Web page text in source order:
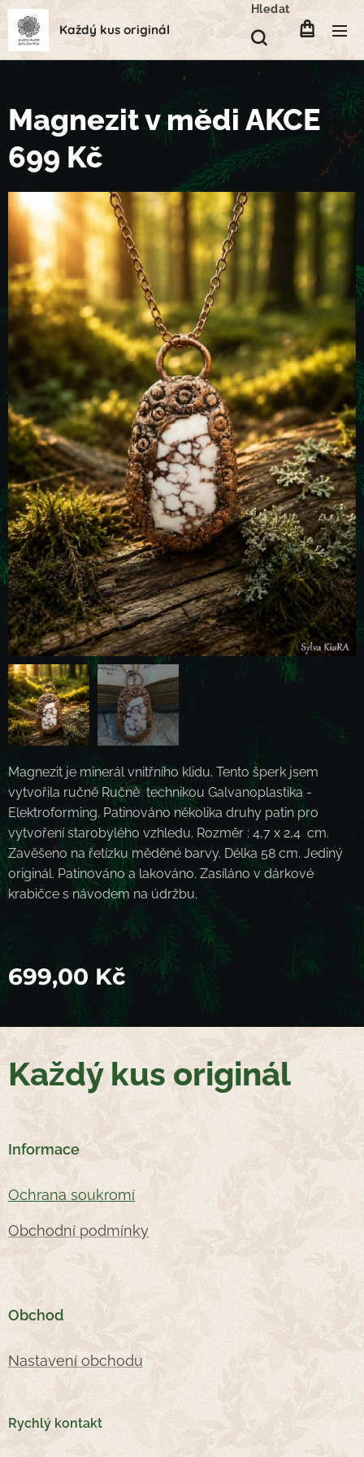
Každý kus originál
Hledat
Magnezit v mědi AKCE
699 Kč
Magnezit je minerál vnitřního klidu. Tento šperk jsem
vytvořila ručně Ručně technikou Galvanoplastika -
Elektroforming. Patinováno několika druhy patin pro
vytvoření starobylého vzhledu. Rozměr : 4,7 x 2,4 cm.
Zavěšeno na řetízku měděné barvy. Délka 58 cm. Jediný
originál. Patinováno a lakováno. Zasíláno v dárkové
krabičce s návodem na údržbu.
699,00 Kč
Každý kus originál
Informace
Ochrana soukromí
Obchodní podmínky
Obchod
Nastavení obchodu
Rychlý kontakt